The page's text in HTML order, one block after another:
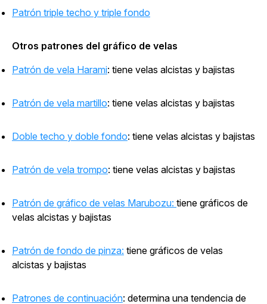
Patrón triple techo y triple fondo
Otros patrones del gráfico de velas
Patrón de vela Harami: tiene velas alcistas y bajistas
Patrón de vela martillo: tiene velas alcistas y bajistas
Doble techo y doble fondo: tiene velas alcistas y bajistas
Patrón de vela trompo: tiene velas alcistas y bajistas
Patrón de gráfico de velas Marubozu: tiene gráficos de
velas alcistas y bajistas
Patrón de fondo de pinza: tiene gráficos de velas
alcistas y bajistas
Patrones de continuación: determina una tendencia de